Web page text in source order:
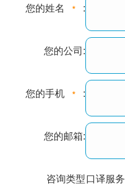
您的姓名 :
您的公司:
您的手机 :
您的邮箱:
咨询类型口译服务